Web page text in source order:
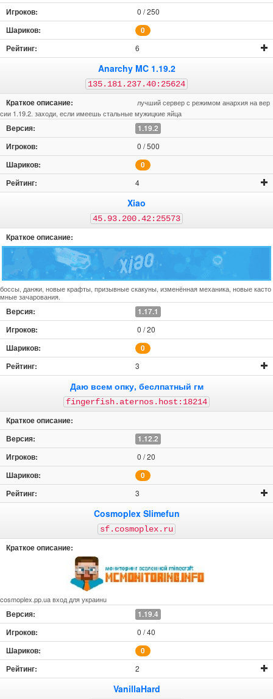
0 / 250
0
6
Anarchy MC 1.19.2
135.181.237.40:25624
лучший сервер с режимом анархия на вер
сии 1.19.2. заходи, если имеешь стальные мужицкие яйца
1.19.2
0 / 500
0
4
Xiao
45.93.200.42:25573
боссы, данжи, новые крафты, призывные скакуны, изменённая механика, новые касто
мные зачарования.
1.17.1
0 / 20
0
3
Даю всем опку, беслпатный гм
fingerfish.aternos.host:18214
1.12.2
0 / 20
0
3
Cosmoplex Slimefun
sf.cosmoplex.ru
cosmoplex.pp.ua вход для украинu
1.19.4
0 / 40
0
2
VanillaHard